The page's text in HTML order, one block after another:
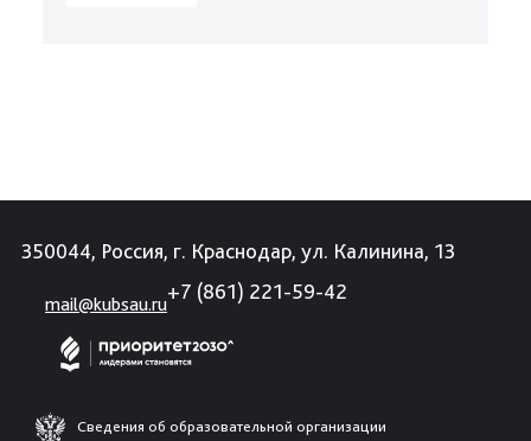
350044, Россия, г. Краснодар, ул. Калинина, 13
mail@kubsau.ru
+7 (861) 221-59-42
Сведения об образовательной организации